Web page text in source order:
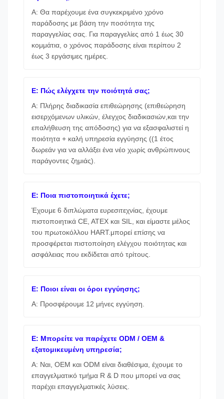
Α: Θα παρέχουμε ένα συγκεκριμένο χρόνο
παράδοσης με βάση την ποσότητα της
παραγγελίας σας. Για παραγγελίες από 1 έως 30
κομμάτια, ο χρόνος παράδοσης είναι περίπου 2
έως 3 εργάσιμες ημέρες.
Ε: Πώς ελέγχετε την ποιότητά σας;
Α: Πλήρης διαδικασία επιθεώρησης (επιθεώρηση
εισερχόμενων υλικών, έλεγχος διαδικασιών,και την
επαλήθευση της απόδοσης) για να εξασφαλιστεί η
ποιότητα + καλή υπηρεσία εγγύησης ((1 έτος
δωρεάν για να αλλάξει ένα νέο χωρίς ανθρώπινους
παράγοντες ζημιάς).
Ε: Ποια πιστοποιητικά έχετε;
Έχουμε 6 διπλώματα ευρεσιτεχνίας, έχουμε
πιστοποιητικά CE, ATEX και SIL, και είμαστε μέλος
του πρωτοκόλλου HART.μπορεί επίσης να
προσφέρεται πιστοποίηση ελέγχου ποιότητας και
ασφάλειας που εκδίδεται από τρίτους.
Ε: Ποιοι είναι οι όροι εγγύησης;
Α: Προσφέρουμε 12 μήνες εγγύηση.
Ε: Μπορείτε να παρέχετε ODM / OEM &
εξατομικευμένη υπηρεσία;
Α: Ναι, OEM και ODM είναι διαθέσιμα, έχουμε το
επαγγελματικό τμήμα R & D που μπορεί να σας
παρέχει επαγγελματικές λύσεις.